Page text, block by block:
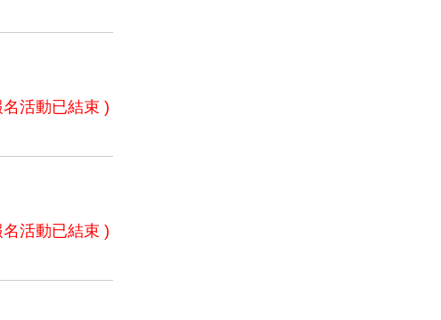
名活動已結束 )
名活動已結束 )